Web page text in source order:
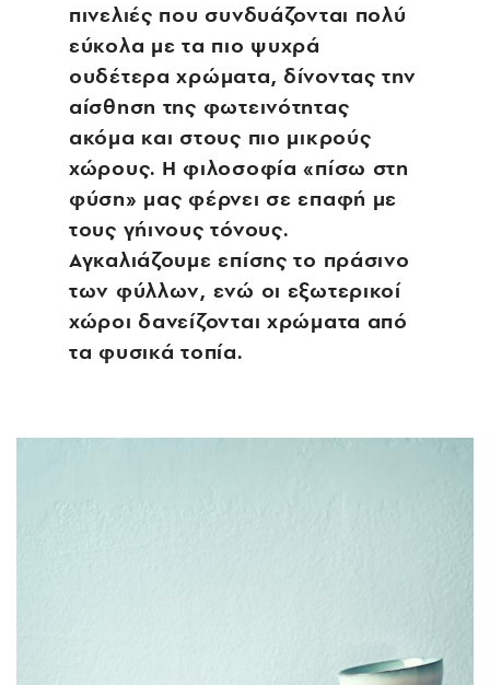
πινελιές που συνδυάζονται πολύ
εύκολα με τα πιο ψυχρά
ουδέτερα χρώματα, δίνοντας την
αίσθηση της φωτεινότητας
ακόμα και στους πιο μικρούς
χώρους. Η φιλοσοφία «πίσω στη
φύση» μας φέρνει σε επαφή με
τους γήινους τόνους.
Αγκαλιάζουμε επίσης το πράσινο
των φύλλων, ενώ οι εξωτερικοί
χώροι δανείζονται χρώματα από
τα φυσικά τοπία.